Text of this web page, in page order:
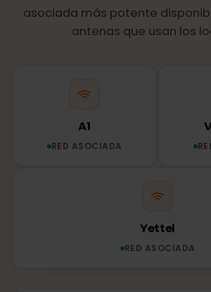
asociada más potente
antenas que usan los
A1
RED ASOCIADA
Yettel
RED ASOCIADA